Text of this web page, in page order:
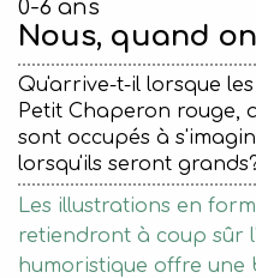
0-6 ans
Nous, quand
Qu'arrive-t-il lorsque
Petit Chaperon rouge,
sont occupés à
lorsqu'ils seront
Les illustrations en
retiendront à coup sûr
humoristique offre une